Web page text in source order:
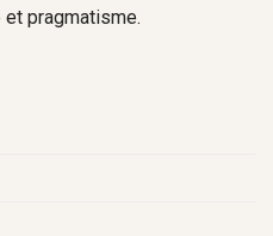
pragmatisme.